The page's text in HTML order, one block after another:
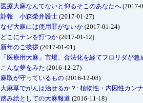
医療大麻なんてないと仰るそこのあなたへ (2017-
訃報 小森榮弁護士 (2017-01-27)
なぜ大麻には使用罪がないか (2017-01-24)
どこにテンを打つか (2017-01-12)
新年のご挨拶 (2017-01-01)
「医療用大麻」市場、合法化を経てフロリダが急
こんな夢をみた (2016-12-27)
麻取が守っているもの (2016-12-08)
大麻草でがんは治せるか？: 植物性・内因性カン
踏み絵としての大麻報道 (2016-11-18)